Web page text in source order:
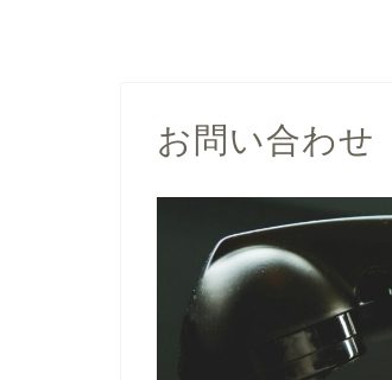
お問い合わせ